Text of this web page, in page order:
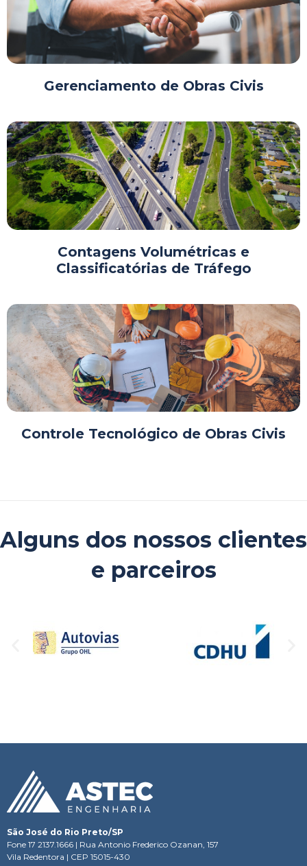
Gerenciamento de Obras Civis
Contagens Volumétricas e
Classificatórias de Tráfego
Controle Tecnológico de Obras Civis
Alguns dos nossos clientes
e parceiros
São José do Rio Preto/SP
Fone 17 2137.1666 | Rua Antonio Frederico Ozanan, 157
Vila Redentora | CEP 15015-430